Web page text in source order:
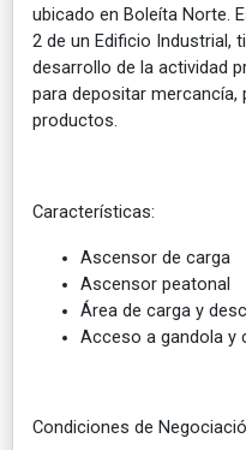
ubicado en Boleíta Norte.
2 de un Edificio Industrial,
desarrollo de la actividad
para depositar mercancía,
productos.
Características:
Ascensor de carga
Ascensor peatonal
Área de carga y
Acceso a gandola y
Condiciones de